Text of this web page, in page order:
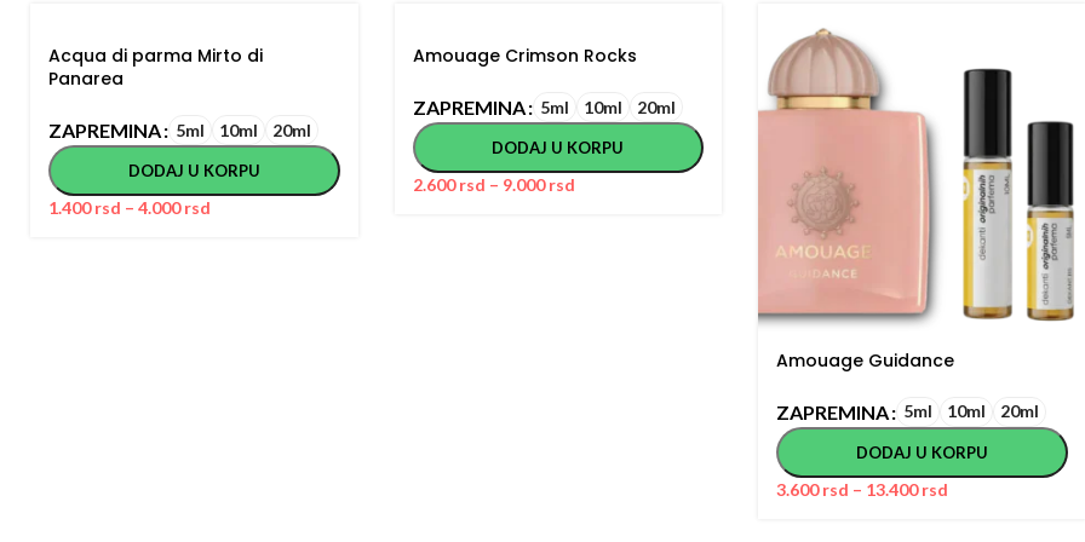
Acqua di parma Mirto di
Panarea
ZAPREMINA 5ml 10ml 20ml
DODAJ U KORPU
1.400rsd – 4.000rsd
Amouage Crimson Rocks
ZAPREMINA 5ml 10ml 20ml
DODAJ U KORPU
2.600rsd – 9.000rsd
Amouage Guidance
ZAPREMINA 5ml 10ml 20ml
DODAJ U KORPU
3.600rsd – 13.400rsd